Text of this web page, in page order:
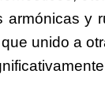
armónicas y
unido a